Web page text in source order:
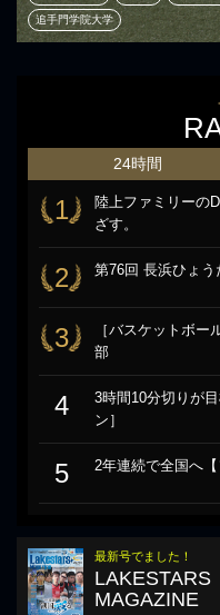
追手門学院大学
24時間
1
陸上ファミリーの
ざす。
2 第76回 長浜ひょう
3
［バスケットボ
部
4
3時間10分切りが
ン］
5 2年連続で全国へ
最新号でました！
LAKESTARS
MAGAZINE